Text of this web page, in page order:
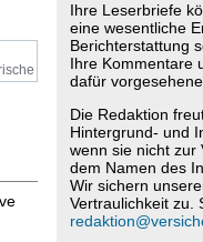
Ihre Leserbriefe
eine wesentliche
Berichterstattung
Ihre Kommentare
dafür
Die Redaktion
Hintergrund- und
wenn sie nicht zur
dem Namen des
Wir sichern
Vertraulichkeit zu.